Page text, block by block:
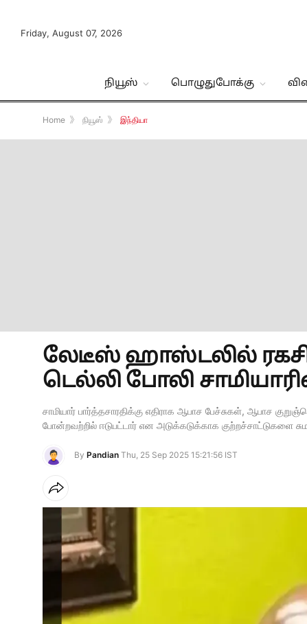
Friday, August 07, 2026
நியூஸ் பொழுதுபோக்கு
Home 》 நியூஸ் 》 இந்தியா
லேடீஸ் ஹாஸ்டலில்
டெல்லி போலி
சாமியார் பார்த்தசாரதிக்கு எதிராக ஆபாச பேச்சுகள், ஆபாச
போன்றவற்றில் ஈடுபட்டார் என அடுக்கடுக்காக குற்றச்சாட்டுகளை
By Pandian Thu, 25 Sep 2025 15:21:56 IST